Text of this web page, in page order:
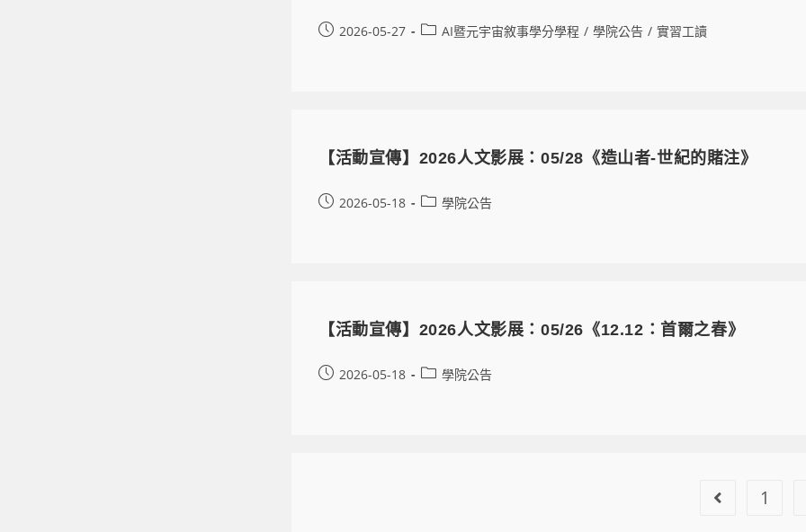
2026-05-27 AI暨元宇宙敘事學分學程 / 學院公告 / 實習工讀
【活動宣傳】2026人文影展：05/28《造山者-世紀的賭注》
2026-05-18 學院公告
【活動宣傳】2026人文影展：05/26《12.12：首爾之春》
2026-05-18 學院公告
1